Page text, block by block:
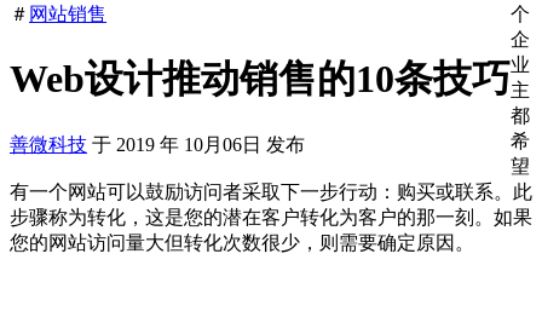
＃ 网站销售
Web设计推动销售的10条技巧
善微科技 于 2019 年 10月06日 发布
个
企
业
主
都
希
望
有一个网站可以鼓励访问者采取下一步行动：购买或联系。此
步骤称为转化，这是您的潜在客户转化为客户的那一刻。如果
您的网站访问量大但转化次数很少，则需要确定原因。